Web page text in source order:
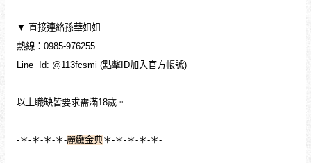
▼ 直接連絡孫華姐姐
熱線：0985-976255
Line Id: @113fcsmi (點擊ID加入官方帳號)
以上職缺皆要求需滿18歲。
-＊-＊-＊-＊-麗緻金典＊-＊-＊-＊-＊-